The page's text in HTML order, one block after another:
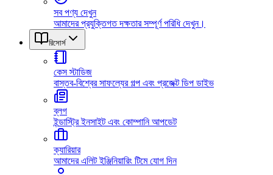
সব পণ্য দেখুন
আমাদের প্রযুক্তিগত দক্ষতার সম্পূর্ণ পরিধি দেখুন।
রিসোর্স
কেস স্টাডিজ
বাস্তব-বিশ্বের সাফল্যের গল্প এবং প্রজেক্ট ডিপ ডাইভ
ব্লগ
ইন্ডাস্ট্রি ইনসাইট এবং কোম্পানি আপডেট
ক্যারিয়ার
আমাদের এলিট ইঞ্জিনিয়ারিং টিমে যোগ দিন